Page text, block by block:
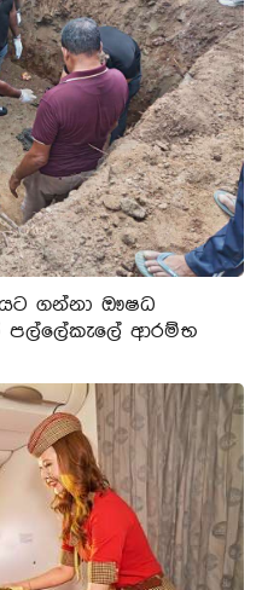
ගන්නා ඖෂධ
පල්ලේකැලේ ආරම්භ